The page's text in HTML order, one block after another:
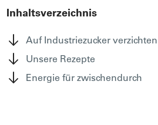
Inhaltsverzeichnis
Auf Industriezucker verzichten
Unsere Rezepte
Energie für zwischendurch